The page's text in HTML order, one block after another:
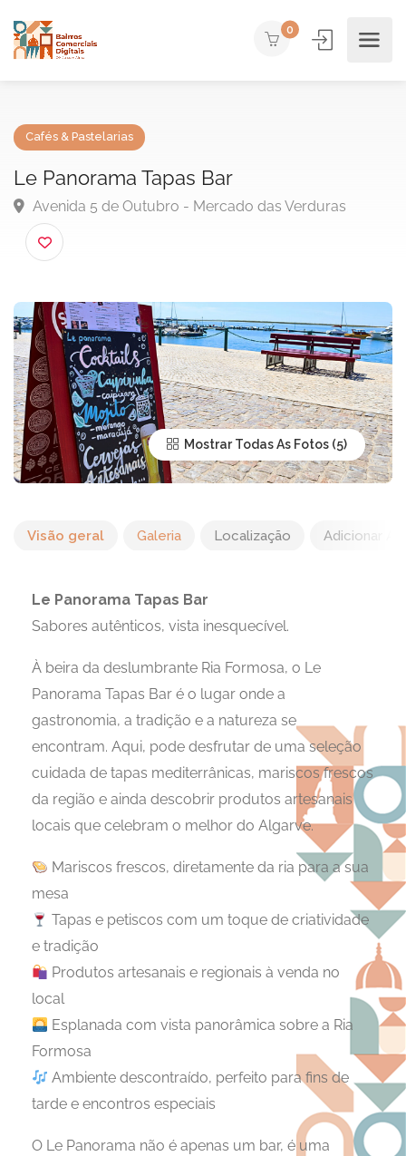
0
Cafés & Pastelarias
Le Panorama Tapas Bar
Avenida 5 de Outubro - Mercado das Verduras
Mostrar Todas As Fotos
Visão geral Galeria Localização Adicionar
Le Panorama Tapas Bar
Sabores autênticos, vista inesquecível.
À beira da deslumbrante Ria Formosa, o Le
Panorama Tapas Bar é o lugar onde a
gastronomia, a tradição e a natureza se
encontram. Aqui, pode desfrutar de uma seleção
cuidada de tapas mediterrânicas, mariscos frescos
da região e ainda descobrir produtos artesanais
locais que celebram o melhor do Algarve.
Mariscos frescos, diretamente da ria para a sua
mesa
Tapas e petiscos com um toque de criatividade
e tradição
Produtos artesanais e regionais à venda no
local
Esplanada com vista panorâmica sobre a Ria
Formosa
Ambiente descontraído, perfeito para fins de
tarde e encontros especiais
O Le Panorama não é apenas um bar, é uma